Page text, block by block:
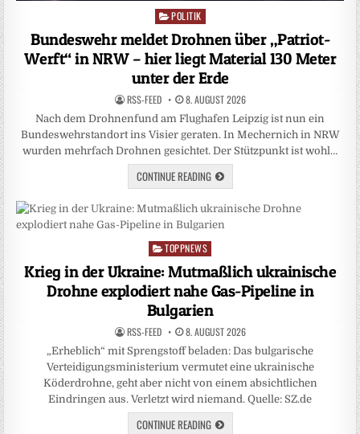
Posted
in
POLITIK
Bundeswehr meldet Drohnen über „Patriot-
Werft“ in NRW – hier liegt Material 130 Meter
unter der Erde
RSS-FEED 8. AUGUST 2026
Nach dem Drohnenfund am Flughafen Leipzig ist nun ein
Bundeswehrstandort ins Visier geraten. In Mechernich in NRW
wurden mehrfach Drohnen gesichtet. Der Stützpunkt ist wohl…
CONTINUE READING
Posted
TOPPNEWS
Krieg in der Ukraine: Mutmaßlich ukrainische
Drohne explodiert nahe Gas-Pipeline in
Bulgarien
RSS-FEED 8. AUGUST 2026
„Erheblich“ mit Sprengstoff beladen: Das bulgarische
Verteidigungsministerium vermutet eine ukrainische
Köderdrohne, geht aber nicht von einem absichtlichen
Eindringen aus. Verletzt wird niemand. Quelle: SZ.de
CONTINUE READING